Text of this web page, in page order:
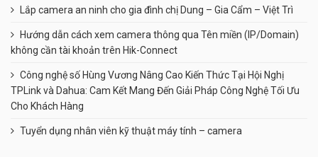
Lắp camera an ninh cho gia đình chị Dung – Gia Cẩm – Việt Trì
Hướng dẫn cách xem camera thông qua Tên miền (IP/Domain)
không cần tài khoản trên Hik-Connect
Công nghệ số Hùng Vương Nâng Cao Kiến Thức Tại Hội Nghị
TPLink và Dahua: Cam Kết Mang Đến Giải Pháp Công Nghệ Tối Ưu
Cho Khách Hàng
Tuyển dụng nhân viên kỹ thuật máy tính – camera